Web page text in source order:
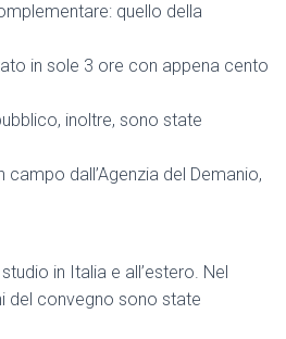
quello della
in sole 3 ore con appena cento
inoltre, sono state
dall’Agenzia del Demanio,
in Italia e all’estero. Nel
del convegno sono state